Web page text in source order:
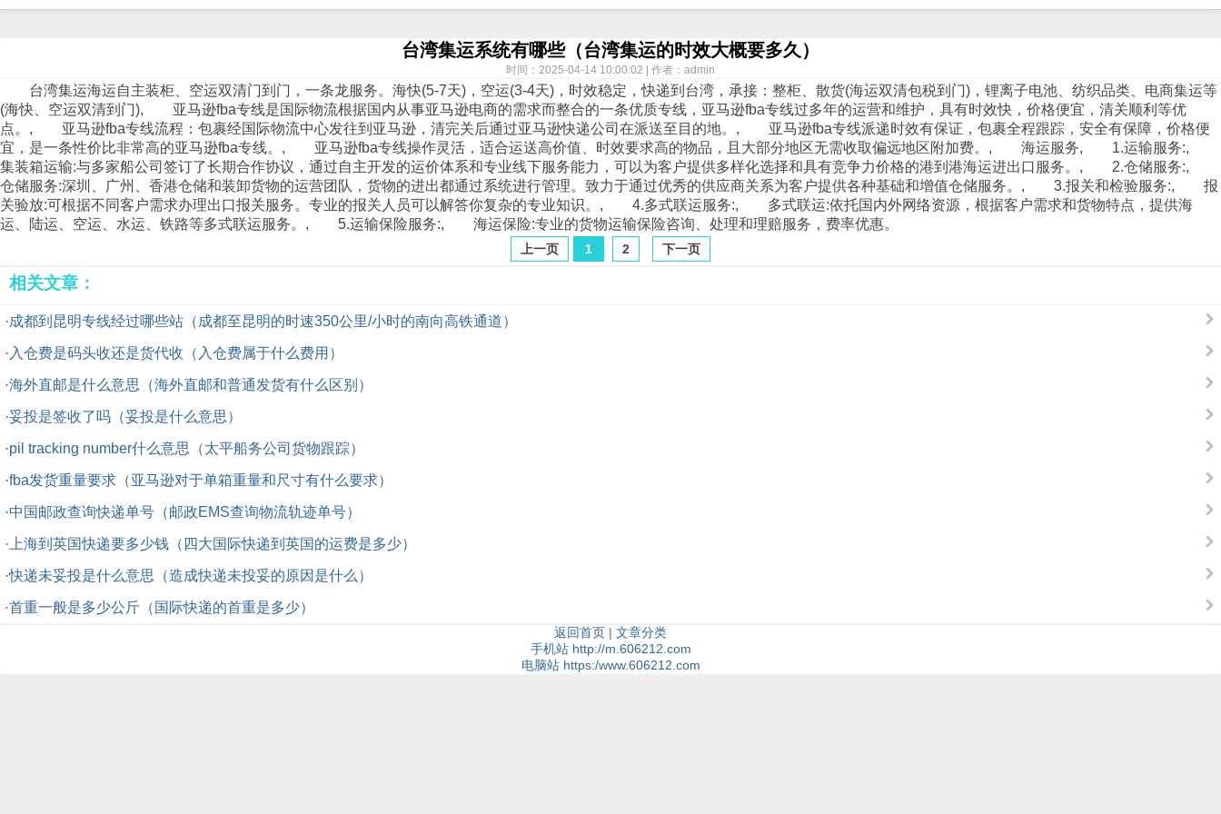
台湾集运系统有哪些（台湾集运的时效大概要多久）
时间：2025-04-14 10:00:02 | 作者：admin
台湾集运海运自主装柜、 空运双清门到门，一条龙服务。海快(5-7天)， 空运(3-4天)，时效稳定，快递到台湾，承接：整柜、散货(海运双清包税到门)，锂离子电池、纺织品类、电商集运等
(海快、空运双清到门), 亚马逊fba专线是国际物流根据国内从事亚马逊电商的需求而整合的一条优质专线，亚马逊fba专线过多年的运营和维护，具有时效快，价格便宜，清关顺利等优
点。, 亚马逊fba专线流程：包裹经国际物流中心发往到亚马逊，清完关后通过亚马逊快递公司在派送至目的地。, 亚马逊fba专线派递时效有保证，包裹全程跟踪，安全有保障，价格便
宜，是一条性价比非常高的亚马逊fba专线。, 亚马逊fba专线操作灵活，适合运送高价值、时效要求高的物品，且大部分地区无需收取偏远地区附加费。, 海运服务, 1.运输服务:,
集装箱运输:与多家船公司签订了长期合作协议，通过自主开发的运价体系和专业线下服务能力，可以为客户提供多样化选择和具有竞争力价格的港到港海运进出口服务。, 2.仓储服务:,
仓储服务:深圳、广州、香港仓储和装卸货物的运营团队，货物的进出都通过系统进行管理。致力于通过优秀的供应商关系为客户提供各种基础和增值仓储服务。, 3.报关和检验服务:, 报
关验放:可根据不同客户需求办理出口报关服务。专业的报关人员可以解答你复杂的专业知识。, 4.多式联运服务:, 多式联运:依托国内外网络资源，根据客户需求和货物特点，提供海
运、
陆运 、空运、水运、 铁路等多式联运服务。, 5.运输保险服务:, 海运保险:专业的货物运输保险咨询、处理和理赔服务，费率优惠。
上一页 1 2 下一页
相关文章：
·成都到昆明专线经过哪些站（成都至昆明的时速350公里/小时的南向高铁通道）
· 入仓费是码头收还是货代收（入仓费属于什么费用）
·海外直邮是什么意思（海外直邮和普通发货有什么区别）
·妥投是签收了吗（妥投是什么意思）
·pil tracking number什么意思（太平船务公司货物跟踪）
·fba发货重量要求（亚马逊对于单箱重量和尺寸有什么要求）
·中国邮政查询快递单号（邮政EMS查询物流轨迹单号）
· 上海到英国快递要多少钱（四大国际快递到英国的运费是多少）
·快递未妥投是什么意思（造成快递未投妥的原因是什么）
·首重一般是多少公斤（国际快递的首重是多少）
返回首页 | 文章分类
手机站 http://m.606212.com
电脑站 https:/www.606212.com